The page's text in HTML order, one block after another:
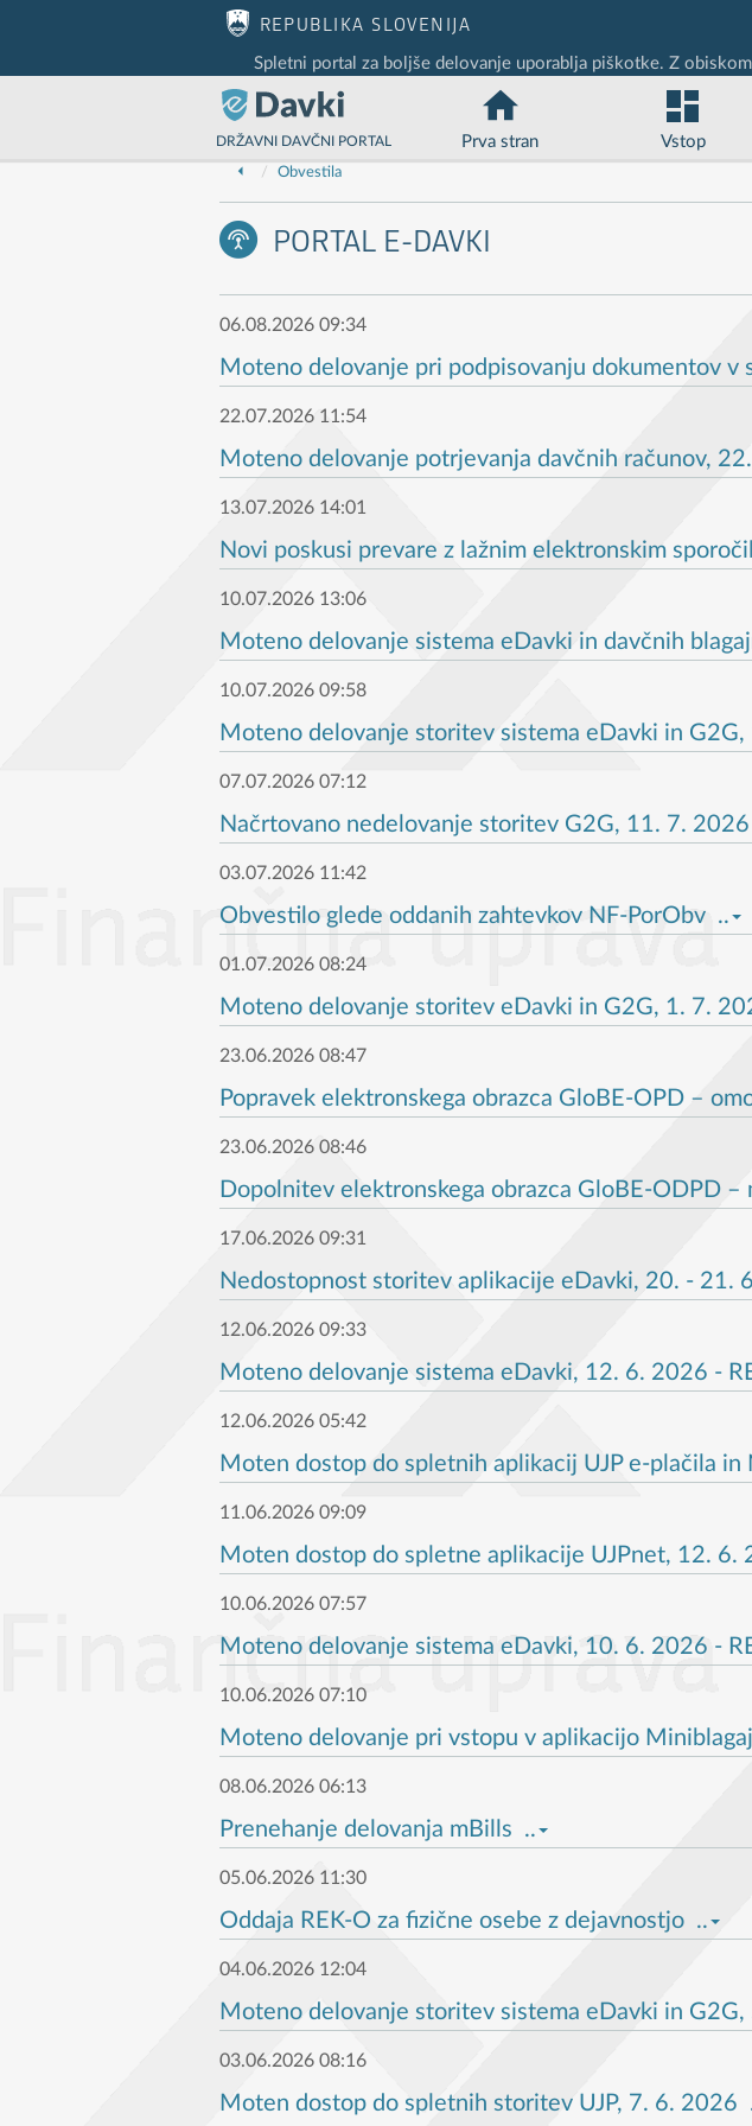
Nadaljuj na vsebino zaprtega portala
REPUBLIKA SLOVENIJA
Spletni portal za boljše delovanje uporablja piškotke. Z
DRŽAVNI DAVČNI PORTAL Prva stran Vstop
Obvestila
PORTAL E-DAVKI
06.08.2026 09:34
Moteno delovanje pri podpisovanju dokumentov
22.07.2026 11:54
Moteno delovanje potrjevanja davčnih računov,
13.07.2026 14:01
Novi poskusi prevare z lažnim elektronskim
10.07.2026 13:06
Moteno delovanje sistema eDavki in davčnih
10.07.2026 09:58
Moteno delovanje storitev sistema eDavki in
07.07.2026 07:12
Načrtovano nedelovanje storitev G2G, 11. 7.
03.07.2026 11:42
Obvestilo glede oddanih zahtevkov NF-PorObv ..
01.07.2026 08:24
Moteno delovanje storitev eDavki in G2G, 1. 7.
23.06.2026 08:47
Popravek elektronskega obrazca GloBE-OPD –
23.06.2026 08:46
Dopolnitev elektronskega obrazca GloBE-ODPD
17.06.2026 09:31
Nedostopnost storitev aplikacije eDavki, 20. - 21.
12.06.2026 09:33
Moteno delovanje sistema eDavki, 12. 6. 2026 -
12.06.2026 05:42
Moten dostop do spletnih aplikacij UJP e-plačila
11.06.2026 09:09
Moten dostop do spletne aplikacije UJPnet, 12. 6.
10.06.2026 07:57
Moteno delovanje sistema eDavki, 10. 6. 2026 -
10.06.2026 07:10
Moteno delovanje pri vstopu v aplikacijo
08.06.2026 06:13
Prenehanje delovanja mBills ..
05.06.2026 11:30
Oddaja REK-O za fizične osebe z dejavnostjo ..
04.06.2026 12:04
Moteno delovanje storitev sistema eDavki in
03.06.2026 08:16
Moten dostop do spletnih storitev UJP, 7. 6. 2026